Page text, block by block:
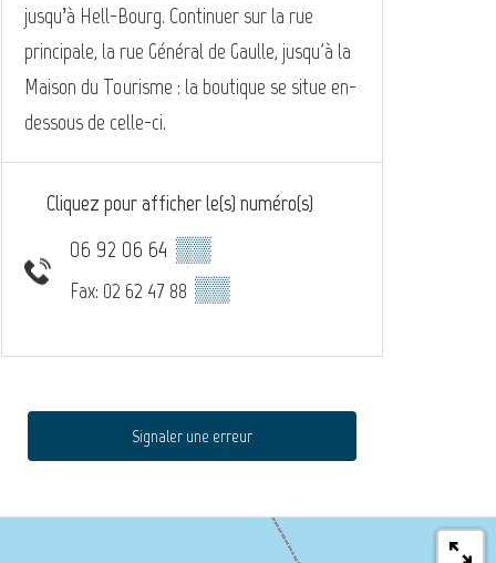
jusqu’à Hell-Bourg. Continuer sur la rue
principale, la rue Général de Gaulle, jusqu'à la
Maison du Tourisme : la boutique se situe en-
dessous de celle-ci.
Cliquez pour afficher le(s) numéro(s)
06 92 06 64 ▒▒
Fax: 02 62 47 88 ▒▒
Signaler une erreur